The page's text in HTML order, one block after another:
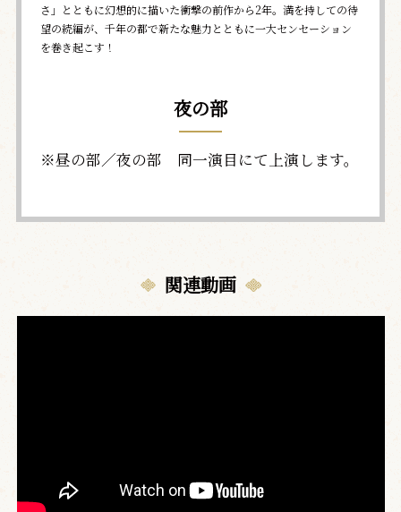
さ」とともに幻想的に描いた衝撃の前作から2年――。満を持しての待
望の続編が、千年の都で新たな魅力とともに一大センセーション
を巻き起こす！
夜の部
※昼の部／夜の部 同一演目にて上演します。
関連動画